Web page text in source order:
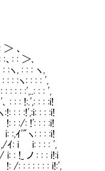
、
: ＞､
, : : : ヽ,
:ヽ: : : : ',
: : :',..: : : ',
: : !:.',: : : :i!
: : :!',:i: : : :i!
: :/: !': : : :i!
ｲ'"ヽ: : : :i!
: i i: : : : ',
ノ : : : i!:i
: : : : i!:',